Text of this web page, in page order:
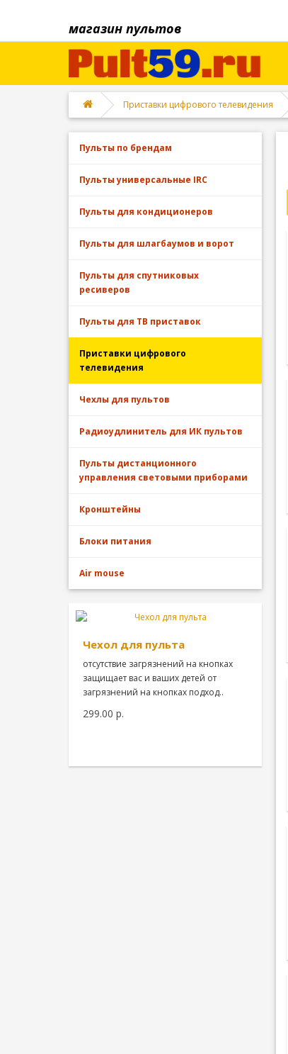
магазин пультов
Приставки цифрового телевидения
Пульты по брендам
Пульты универсальные IRC
Пульты для кондиционеров
Пульты для шлагбаумов и ворот
Пульты для спутниковых
ресиверов
Пульты для ТВ приставок
Приставки цифрового
телевидения
Чехлы для пультов
Радиоудлинитель для ИК пультов
Пульты дистанционного
управления световыми приборами
Кронштейны
Блоки питания
Air mouse
Чехол для пульта
отсутствие загрязнений на кнопках
защищает вас и ваших детей от
загрязнений на кнопках подход..
299.00 р.